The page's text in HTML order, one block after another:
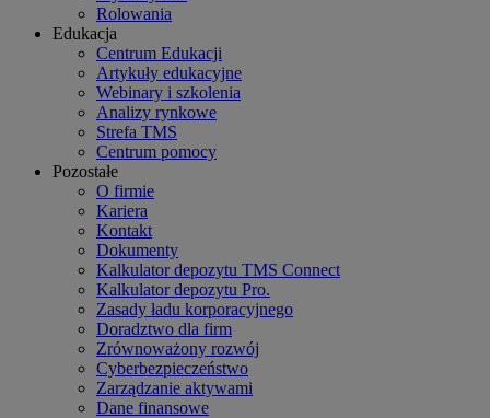
Rolowania
Edukacja
Centrum Edukacji
Artykuły edukacyjne
Webinary i szkolenia
Analizy rynkowe
Strefa TMS
Centrum pomocy
Pozostałe
O firmie
Kariera
Kontakt
Dokumenty
Kalkulator depozytu TMS Connect
Kalkulator depozytu Pro.
Zasady ładu korporacyjnego
Doradztwo dla firm
Zrównoważony rozwój
Cyberbezpieczeństwo
Zarządzanie aktywami
Dane finansowe